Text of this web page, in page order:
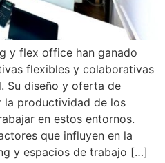
y flex office han ganado
flexibles y colaborativas
Su diseño y oferta de
la productividad de los
en estos entornos.
que influyen en la
y espacios de trabajo […]